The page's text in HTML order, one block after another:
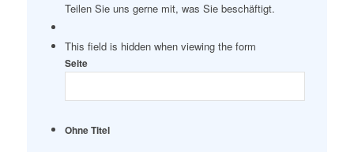
Teilen Sie uns gerne mit, was Sie beschäftigt.
This field is hidden when viewing the form
Seite
Ohne Titel